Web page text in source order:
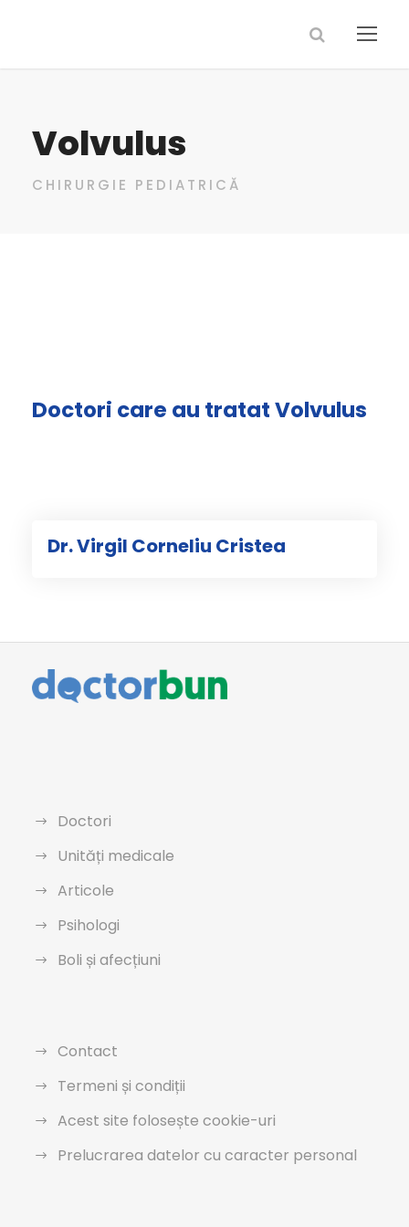
Volvulus
CHIRURGIE PEDIATRICĂ
Doctori care au tratat Volvulus
Dr. Virgil Corneliu Cristea
Doctori
Unități medicale
Articole
Psihologi
Boli și afecțiuni
Contact
Termeni și condiții
Acest site folosește cookie-uri
Prelucrarea datelor cu caracter personal